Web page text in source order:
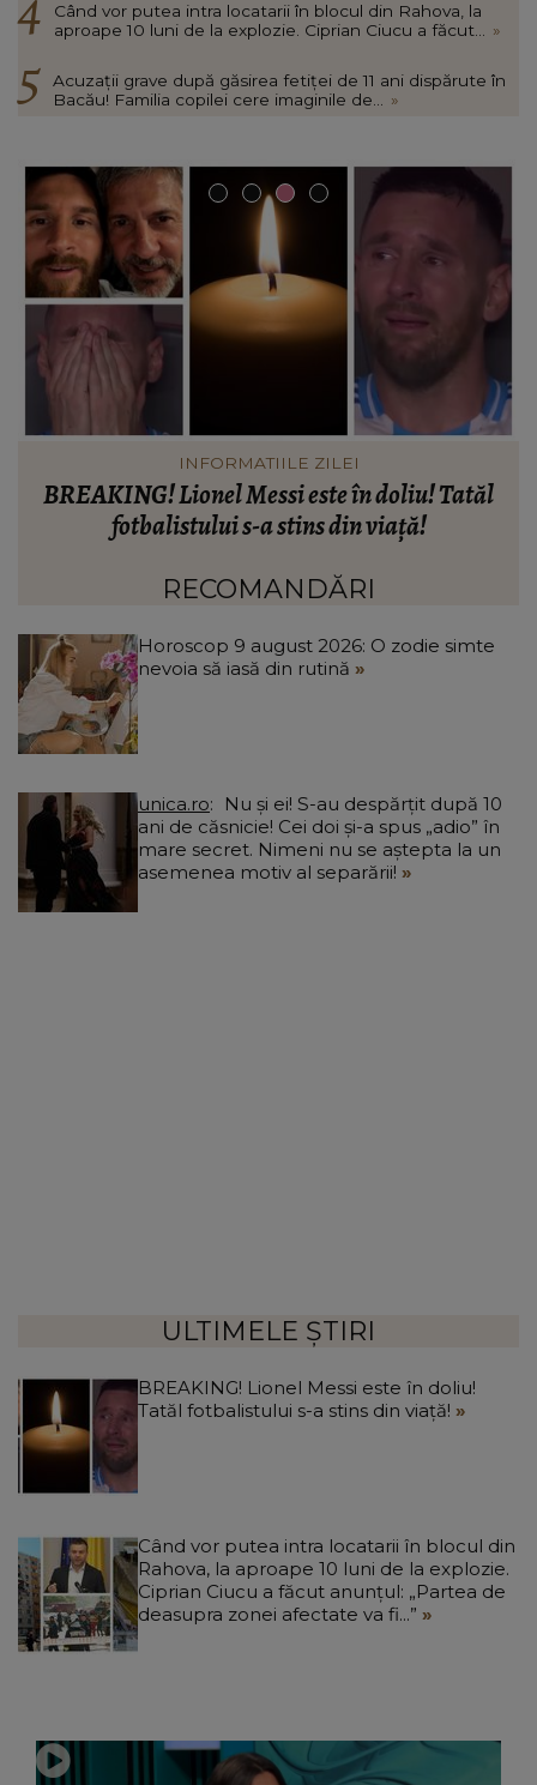
Când vor putea intra locatarii în blocul din Rahova, la
aproape 10 luni de la explozie. Ciprian Ciucu a făcut... »
Acuzații grave după găsirea fetiței de 11 ani dispărute în
Bacău! Familia copilei cere imaginile de... »
INFORMATIILE ZILEI
Lionel Messi este în doliu! Tatăl
fotbalistului s-a stins din viață!
Când
Rahova, la
RECOMANDĂRI
Horoscop 9 august 2026: O zodie simte
nevoia să iasă din rutină
unica.ro
ani de căsnicie! Cei doi și-a spus „adio” în
mare secret. Nimeni nu se aștepta la un
asemenea motiv al separării!
ULTIMELE ȘTIRI
BREAKING! Lionel Messi este în doliu!
Tatăl fotbalistului s-a stins din viață!
Când vor putea intra locatarii în blocul din
Rahova, la aproape 10 luni de la explozie.
Ciprian Ciucu a făcut anunțul: „Partea de
deasupra zonei afectate va fi...”